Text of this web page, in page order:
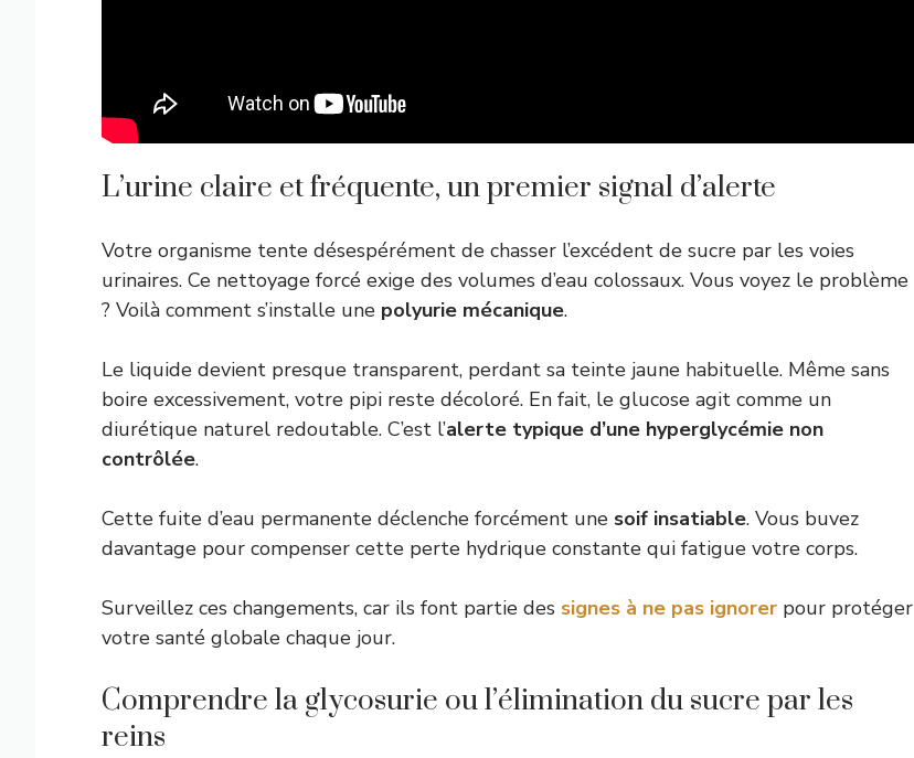
L’urine claire et fréquente, un premier signal d’alerte
Votre organisme tente désespérément de chasser l’excédent de sucre par les voies
urinaires. Ce nettoyage forcé exige des volumes d’eau colossaux. Vous voyez le problème
? Voilà comment s’installe une polyurie mécanique.
Le liquide devient presque transparent, perdant sa teinte jaune habituelle. Même sans
boire excessivement, votre pipi reste décoloré. En fait, le glucose agit comme un
diurétique naturel redoutable. C’est l’alerte typique d’une hyperglycémie non
contrôlée.
Cette fuite d’eau permanente déclenche forcément une soif insatiable. Vous buvez
davantage pour compenser cette perte hydrique constante qui fatigue votre corps.
Surveillez ces changements, car ils font partie des signes à ne pas ignorer pour protéger
votre santé globale chaque jour.
Comprendre la glycosurie ou l’élimination du sucre par les
reins